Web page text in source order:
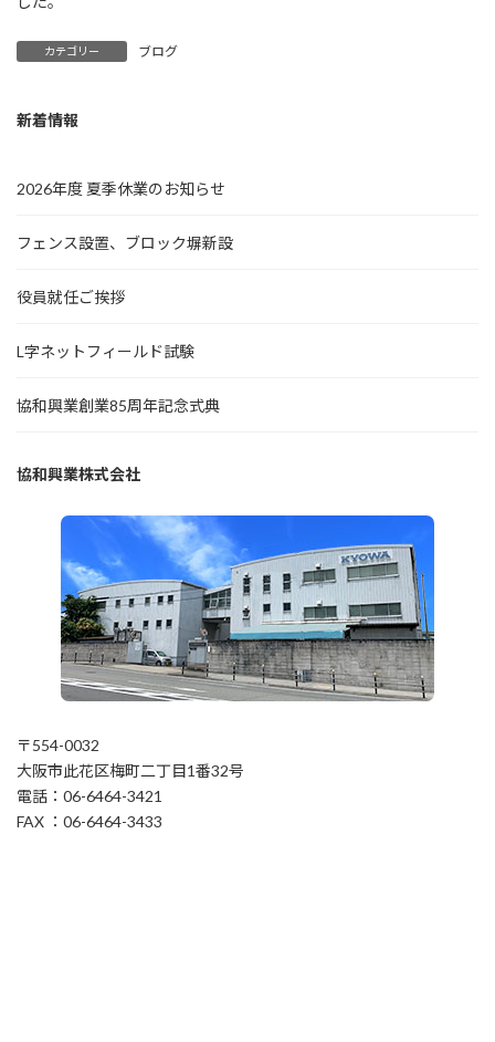
カテゴリー ブログ
新着情報
2026年度 夏季休業のお知らせ
フェンス設置、ブロック塀新設
役員就任ご挨拶
L字ネットフィールド試験
協和興業創業85周年記念式典
協和興業株式会社
〒554-0032
大阪市此花区梅町二丁目1番32号
電話：06-6464-3421
FAX ：06-6464-3433